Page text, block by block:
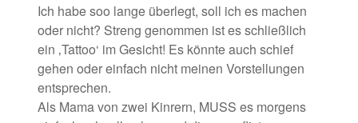
Ich habe soo lange überlegt, soll ich es machen
oder nicht? Streng genommen ist es schließlich
ein ‚Tattoo‘ im Gesicht! Es könnte auch schief
gehen oder einfach nicht meinen Vorstellungen
entsprechen.
Als Mama von zwei Kinrern, MUSS es morgens